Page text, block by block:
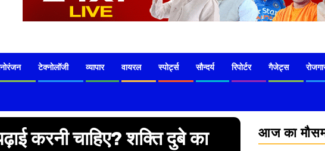
टेक्नोलॉजी व्यापार वायरल स्पोर्ट्स सौन्दर्य रिपोर्टर गैजेट्स
करनी चाहिए? शक्ति दुबे का
आज का